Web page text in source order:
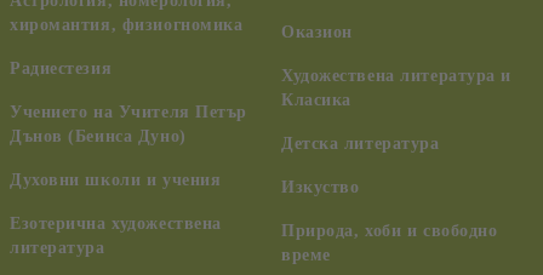
хиромантия, физиогномика
Радиестезия
Учението на Учителя Петър
Дънов (Беинса Дуно)
Духовни школи и учения
Езотерична художествена
литература
Оказион
Художествена литература и
Класика
Детска литература
Изкуство
Природа, хоби и свободно
време